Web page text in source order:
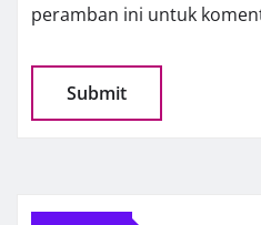
peramban ini untuk